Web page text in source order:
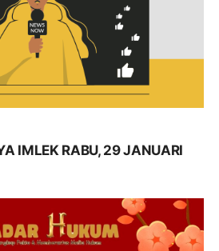
IMLEK RABU, 29 JANUARI